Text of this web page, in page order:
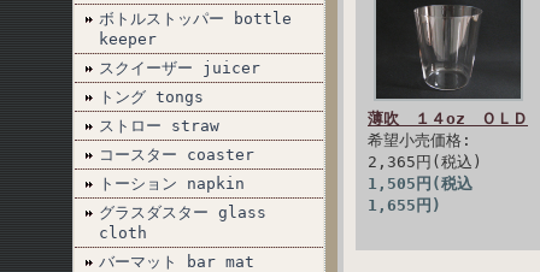
ボトルストッパー bottle
keeper
スクイーザー juicer
トング tongs
ストロー straw
コースター coaster
トーション napkin
グラスダスター glass
cloth
バーマット bar mat
薄吹 １４oz ＯＬＤ
希望小売価格:
2,365円(税込)
1,505円(税込
1,655円)